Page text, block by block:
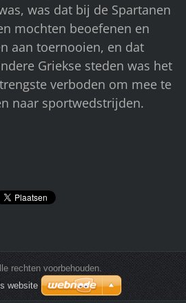
was dat bij de Spartanen
mochten beoefenen en
aan toernooien, en dat
Griekse steden was het
verboden om mee te
naar sportwedstrijden.
rechten voorbehouden.
website